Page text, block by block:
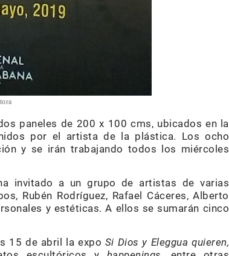
paneles de 200 x 100 cms, ubicados en la
por el artista de la plástica. Los ocho
y se irán trabajando todos los miércoles
invitado a un grupo de artistas de varias
Rubén Rodríguez, Rafael Cáceres, Alberto
y estéticas. A ellos se sumarán cinco
15 de abril la expo Si Dios y Eleggua quieren,